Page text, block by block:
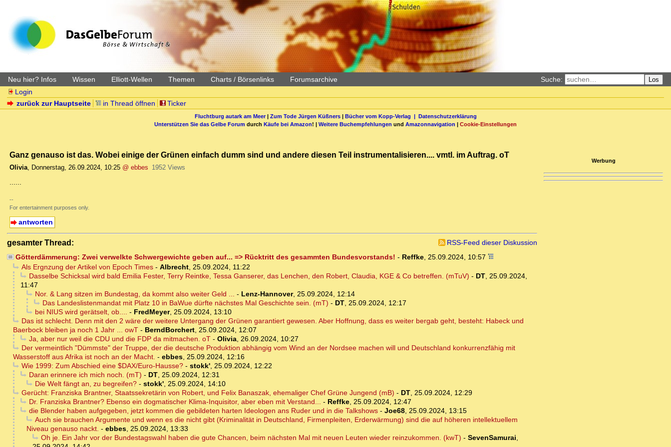
Neu hier? Infos Wissen Elliott-Wellen Themen Charts / Börsenlinks Forumsarchive Suche: Los
Login
zurück zur Hauptseite
in Thread öffnen Ticker
Fluchtburg autark am Meer| Zum Tode Jürgen Küßners| Bücher vom Kopp-Verlag | Datenschutzerklärung
Unterstützen Sie das Gelbe Forum durch Käufe bei Amazon! | Weitere Buchempfehlungen und Amazonnavigation | Cookie-Einstellungen
Ganz genauso ist das. Wobei einige der Grünen einfach dumm sind und andere diesen Teil instrumentalisieren.... vmtl. im Auftrag. oT
Olivia, Donnerstag, 26.09.2024, 10:25 @ ebbes 1952 Views
......
--
For entertainment purposes only.
antworten
gesamter Thread:
RSS-Feed dieser Diskussion
Götterdämmerung: Zwei verwelkte Schwergewichte geben auf... => Rücktritt des gesammten Bundesvorstands! - Reffke, 25.09.2024, 10:57
Als Ergnzung der Artikel von Epoch Times- Albrecht, 25.09.2024, 11:22
Dasselbe Schicksal wird bald Emilia Fester, Terry Reintke, Tessa Ganserer, das Lenchen, den Robert, Claudia, KGE & Co betreffen. (mTuV) - DT, 25.09.2024,
11:47
Nor. & Lang sitzen im Bundestag, da kommt also weiter Geld ... - Lenz-Hannover, 25.09.2024, 12:14
Das Landeslistenmandat mit Platz 10 in BaWue dürfte nächstes Mal Geschichte sein. (mT) - DT, 25.09.2024, 12:17
bei NIUS wird gerätselt, ob.... - FredMeyer, 25.09.2024, 13:10
Das ist schlecht. Denn mit den 2 wäre der weitere Untergang der Grünen garantiert gewesen. Aber Hoffnung, dass es weiter bergab geht, besteht: Habeck und
Baerbock bleiben ja noch 1 Jahr ... owT - BerndBorchert, 25.09.2024, 12:07
Ja, aber nur weil die CDU und die FDP da mitmachen. oT- Olivia, 26.09.2024, 10:27
Der vermeintlich "Dümmste" der Truppe, der die deutsche Produktion abhängig vom Wind an der Nordsee machen will und Deutschland konkurrenzfähig mit
Wasserstoff aus Afrika ist noch an der Macht. - ebbes, 25.09.2024, 12:16
Wie 1999: Zum Abschied eine $DAX/Euro-Hausse?- stokk', 25.09.2024, 12:22
Daran erinnere ich mich noch. (mT) - DT, 25.09.2024, 12:31
Die Welt fängt an, zu begreifen?- stokk', 25.09.2024, 14:10
Gerücht: Franziska Brantner, Staatssekretärin von Robert, und Felix Banaszak, ehemaliger Chef Grüne Jungend (mB) - DT, 25.09.2024, 12:29
Dr. Franziska Brantner? Ebenso ein dogmatischer Klima-Inquisitor, aber eben mit Verstand... - Reffke, 25.09.2024, 12:47
die Blender haben aufgegeben, jetzt kommen die gebildeten harten Ideologen ans Ruder und in die Talkshows- Joe68, 25.09.2024, 13:15
Auch sie brauchen Argumente und wenn es die nicht gibt (Kriminalität in Deutschland, Firmenpleiten, Erderwärmung) sind die auf höheren intellektuellem
Niveau genauso nackt. - ebbes, 25.09.2024, 13:33
Oh je. Ein Jahr vor der Bundestagswahl haben die gute Chancen, beim nächsten Mal mit neuen Leuten wieder reinzukommen. (kwT) - SevenSamurai,
Werbung